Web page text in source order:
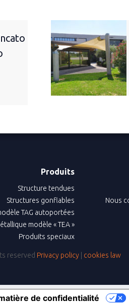
Produits
Structure tendues
Structures gonflables
TAG autoportées
modèle « TEA »
Produits speciaux
Nous
reserved Privacy policy| cookies law
de confidentialité